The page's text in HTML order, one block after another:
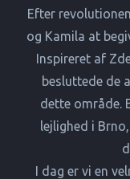
Efter
og Kamila at
Inspireret af
besluttede de
dette område.
lejlighed i
I dag er vi en